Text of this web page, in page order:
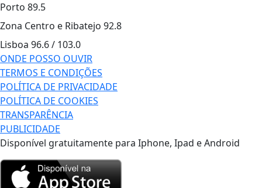
Porto 89.5
Zona Centro e Ribatejo 92.8
Lisboa 96.6 / 103.0
ONDE POSSO OUVIR
TERMOS E CONDIÇÕES
POLÍTICA DE PRIVACIDADE
POLÍTICA DE COOKIES
TRANSPARÊNCIA
PUBLICIDADE
Disponível gratuitamente para Iphone, Ipad e Android